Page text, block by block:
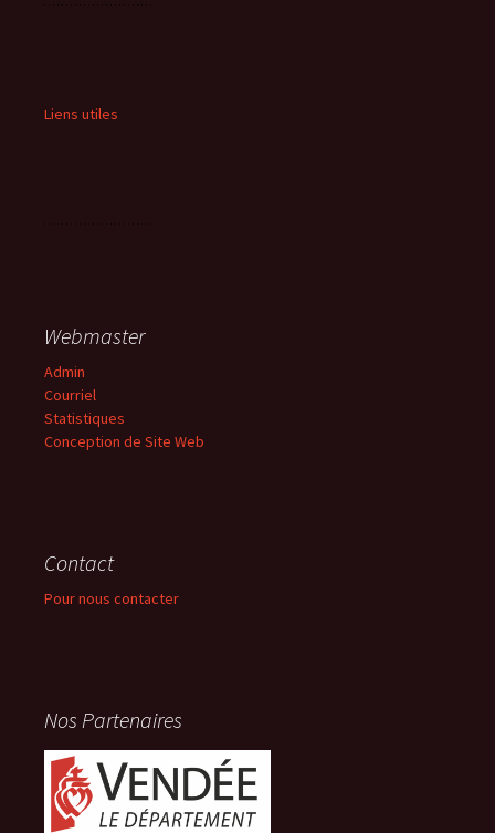
Liens utiles
Webmaster
Admin
Courriel
Statistiques
Conception de Site Web
Contact
Pour nous contacter
Nos Partenaires